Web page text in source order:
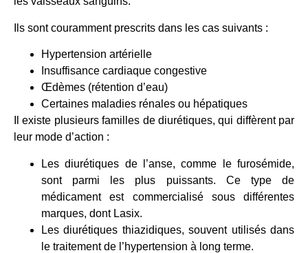
Ils sont couramment prescrits dans les cas suivants :
Hypertension artérielle
Insuffisance cardiaque congestive
Œdèmes (rétention d’eau)
Certaines maladies rénales ou hépatiques
Il existe plusieurs familles de diurétiques, qui diffèrent par
leur mode d’action :
Les diurétiques de l’anse, comme le furosémide,
sont parmi les plus puissants. Ce type de
médicament est commercialisé sous différentes
marques, dont Lasix.
Les diurétiques thiazidiques, souvent utilisés dans
le traitement de l’hypertension à long terme.